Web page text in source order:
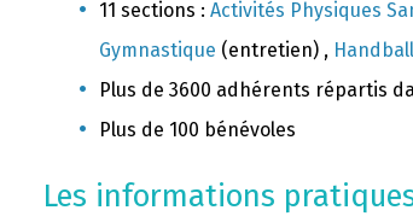
11 sections : Activités Physiques
Gymnastique (entretien) , Handball
Plus de 3600 adhérents répartis
Plus de 100 bénévoles
Les informations